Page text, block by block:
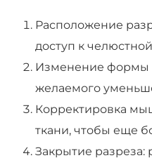
Расположение
доступ к
Изменение формы
желаемого
Корректировка
ткани, чтобы еще
Закрытие